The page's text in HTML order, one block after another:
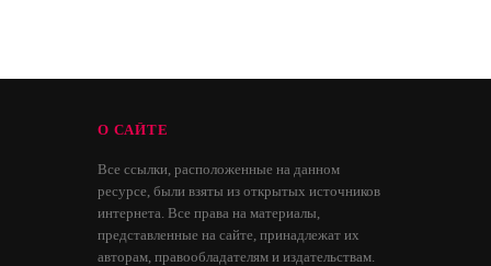
О САЙТЕ
Все ссылки, расположенные на данном
ресурсе, были взяты из открытых источников
интернета. Все права на материалы,
представленные на сайте, принадлежат их
авторам, правообладателям и издательствам.